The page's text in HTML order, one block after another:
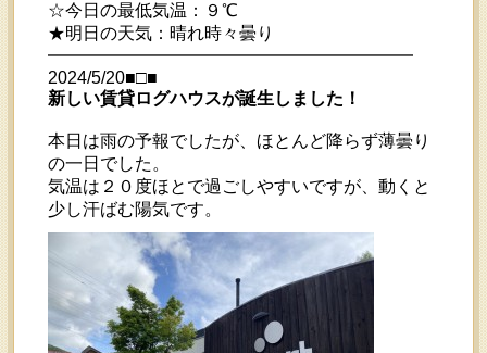
☆今日の最低気温：９℃
★明日の天気：晴れ時々曇り
━━━━━━━━━━━━━━━━━━━━━
2024/5/20■□■
新しい賃貸ログハウスが誕生しました！
本日は雨の予報でしたが、ほとんど降らず薄曇り
の一日でした。
気温は２０度ほとで過ごしやすいですが、動くと
少し汗ばむ陽気です。